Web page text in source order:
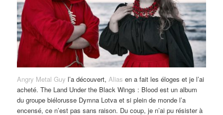
Angry Metal Guy l’a découvert, Alias en a fait les éloges et je l’ai
acheté. The Land Under the Black Wings : Blood est un album
du groupe biélorusse Dymna Lotva et si plein de monde l’a
encensé, ce n’est pas sans raison. Du coup, je n’ai pu résister à